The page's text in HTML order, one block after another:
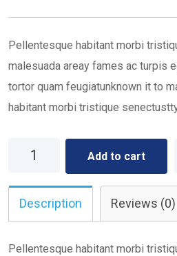
Pellentesque habitant morbi
malesuada areay fames ac turpis
tortor quam feugiatunknown it to
habitant morbi tristique
Planning
quantity
Add to cart
Description Reviews (0)
Pellentesque habitant morbi